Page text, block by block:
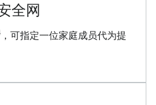
全网
，可指定一位家庭成员代为提